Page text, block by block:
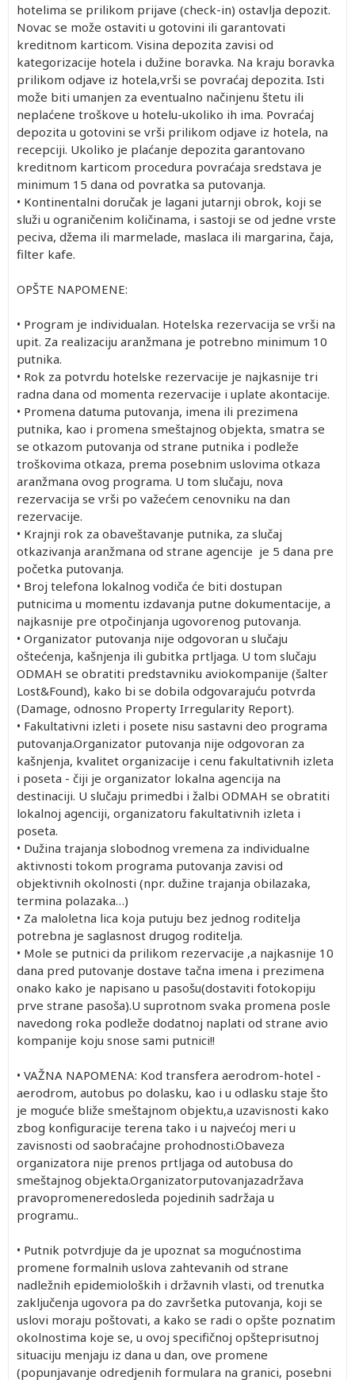
hotelima se prilikom prijave (check-in) ostavlja depozit.
Novac se može ostaviti u gotovini ili garantovati
kreditnom karticom. Visina depozita zavisi od
kategorizacije hotela i dužine boravka. Na kraju boravka
prilikom odjave iz hotela,vrši se povraćaj depozita. Isti
može biti umanjen za eventualno načinjenu štetu ili
neplaćene troškove u hotelu-ukoliko ih ima. Povraćaj
depozita u gotovini se vrši prilikom odjave iz hotela, na
recepciji. Ukoliko je plaćanje depozita garantovano
kreditnom karticom procedura povraćaja sredstava je
minimum 15 dana od povratka sa putovanja.
• Kontinentalni doručak je lagani jutarnji obrok, koji se
služi u ograničenim količinama, i sastoji se od jedne vrste
peciva, džema ili marmelade, maslaca ili margarina, čaja,
filter kafe.
OPŠTE NAPOMENE:
• Program je individualan. Hotelska rezervacija se vrši na
upit. Za realizaciju aranžmana je potrebno minimum 10
putnika.
• Rok za potvrdu hotelske rezervacije je najkasnije tri
radna dana od momenta rezervacije i uplate akontacije.
• Promena datuma putovanja, imena ili prezimena
putnika, kao i promena smeštajnog objekta, smatra se
se otkazom putovanja od strane putnika i podleže
troškovima otkaza, prema posebnim uslovima otkaza
aranžmana ovog programa. U tom slučaju, nova
rezervacija se vrši po važećem cenovniku na dan
rezervacije.
• Krajnji rok za obaveštavanje putnika, za slučaj
otkazivanja aranžmana od strane agencije je 5 dana pre
početka putovanja.
• Broj telefona lokalnog vodiča će biti dostupan
putnicima u momentu izdavanja putne dokumentacije, a
najkasnije pre otpočinjanja ugovorenog putovanja.
• Organizator putovanja nije odgovoran u slučaju
oštećenja, kašnjenja ili gubitka prtljaga. U tom slučaju
ODMAH se obratiti predstavniku aviokompanije (šalter
Lost&Found), kako bi se dobila odgovarajuću potvrda
(Damage, odnosno Property Irregularity Report).
• Fakultativni izleti i posete nisu sastavni deo programa
putovanja.Organizator putovanja nije odgovoran za
kašnjenja, kvalitet organizacije i cenu fakultativnih izleta
i poseta - čiji je organizator lokalna agencija na
destinaciji. U slučaju primedbi i žalbi ODMAH se obratiti
lokalnoj agenciji, organizatoru fakultativnih izleta i
poseta.
• Dužina trajanja slobodnog vremena za individualne
aktivnosti tokom programa putovanja zavisi od
objektivnih okolnosti (npr. dužine trajanja obilazaka,
termina polazaka…)
• Za maloletna lica koja putuju bez jednog roditelja
potrebna je saglasnost drugog roditelja.
• Mole se putnici da prilikom rezervacije ,a najkasnije 10
dana pred putovanje dostave tačna imena i prezimena
onako kako je napisano u pasošu(dostaviti fotokopiju
prve strane pasoša).U suprotnom svaka promena posle
navedong roka podleže dodatnoj naplati od strane avio
kompanije koju snose sami putnici!!
• VAŽNA NAPOMENA: Kod transfera aerodrom-hotel -
aerodrom, autobus po dolasku, kao i u odlasku staje što
je moguće bliže smeštajnom objektu,a uzavisnosti kako
zbog konfiguracije terena tako i u najvećoj meri u
zavisnosti od saobraćajne prohodnosti.Obaveza
organizatora nije prenos prtljaga od autobusa do
smeštajnog objekta.Organizatorputovanjazadržava
pravopromeneredosleda pojedinih sadržaja u
programu..
• Putnik potvrdjuje da je upoznat sa mogućnostima
promene formalnih uslova zahtevanih od strane
nadležnih epidemioloških i državnih vlasti, od trenutka
zaključenja ugovora pa do završetka putovanja, koji se
uslovi moraju poštovati, a kako se radi o opšte poznatim
okolnostima koje se, u ovoj specifičnoj opšteprisutnoj
situaciju menjaju iz dana u dan, ove promene
(popunjavanje odredjenih formulara na granici, posebni